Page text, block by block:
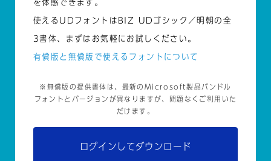
を体感できます。
使えるUDフォントはBIZ UDゴシック／明朝の全
3書体、まずはお気軽にお試しください。
有償版と無償版で使えるフォントについて
※無償版の提供書体は、最新のMicrosoft製品バンドル
フォントとバージョンが異なりますが、問題なくご利用いた
だけます。
ログインしてダウンロード